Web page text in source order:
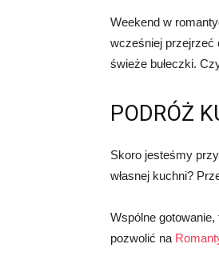
Weekend w
wcześniej przejrzeć
świeże bułeczki.
PODRÓŻ
Skoro jesteśmy
własnej kuchni?
Wspólne
pozwolić na